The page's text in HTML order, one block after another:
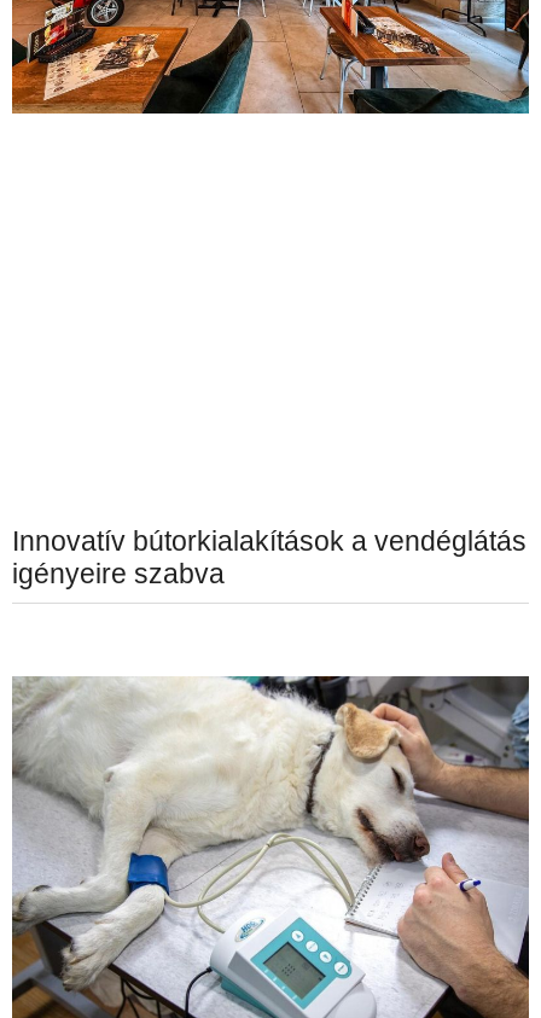
Innovatív bútorkialakítások a vendéglátás
igényeire szabva